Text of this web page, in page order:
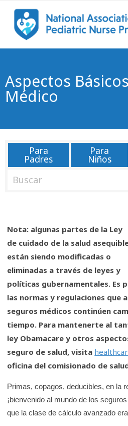
Aspectos
Médico
Para
Padres
Para
Niños
a
r
e
n
l
a
b
i
b
l
i
e
c
Nota: algunas partes de la Ley
de cuidado de la salud
están siendo modificadas o
eliminadas a través de leyes y
políticas gubernamentales. Es
las normas y regulaciones que
seguros médicos continúen
tiempo. Para mantenerte al
ley Obamacare y otros
seguro de salud, visita
oficina del comisionado de
Primas, copagos, deducibles, en la
¡bienvenido al mundo de los
que la clase de cálculo avanzado